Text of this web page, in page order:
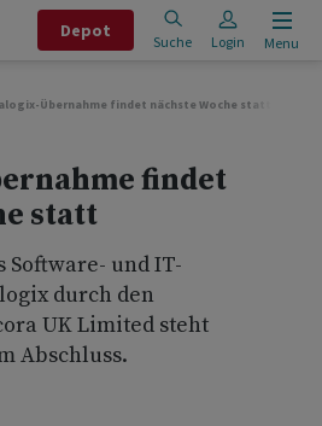
Depot
Suche Login Menu
Übernahme findet nächste Woche statt
findet
statt
Software- und IT-
durch den
UK Limited steht
Abschluss.